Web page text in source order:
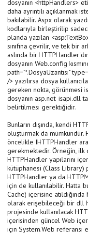
dosyanın <httpHandlers>
daha ayrıntılı açıklanmak
bakılabilir. Aspx olarak
kodlarıyla birleştirilip
planda yazılan
sınıfına çevrilir, ve tek bir
aslında bir
dosyanın Web.config
path="*.DosyaUzantısı"
/> yazılırsa dosya
gereken nokta, görünmesi
dosyanın asp.net_isapi.dll
belirtilmesi gerektiğidir.
Bunların dışında, kendi
oluşturmak da
öncelikle IHTTPHandler
gerekmektedir. Örneğin,
HTTPHandler yapılarını
kütüphanesi (Class
HTTPHandler ya da
için de kullanılabilir. Hatta
Cache) içerisine
olarak erişebileceği bir dll
projesinde kullanılacak
içerisinden güncel Web
için System.Web referansı